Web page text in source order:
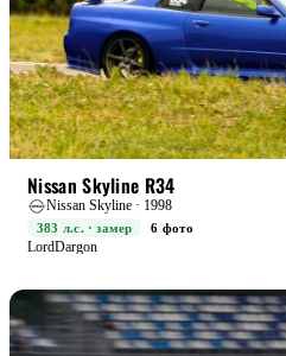
Nissan Skyline R34
Nissan Skyline · 1998
383 л.с. · замер
6 фото
LordDargon